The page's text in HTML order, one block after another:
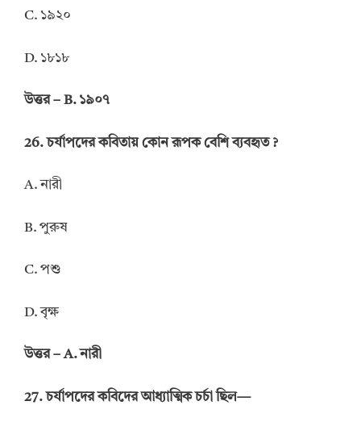
C. ১৯২০
D. ১৮১৮
উত্তর – B. ১৯০৭
26. চর্যাপদের কবিতায় কোন রূপক বেশি ব্যবহৃত ?
A. নারী
B. পুরুষ
C. পশু
D. বৃক্ষ
উত্তর – A. নারী
27. চর্যাপদের কবিদের আধ্যাত্মিক চর্চা ছিল—